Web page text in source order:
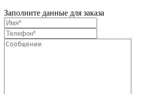
Заполните данные для заказа